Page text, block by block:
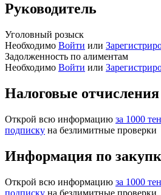
Руководитель
Уголовный розыск
Необходимо Войти или
Задолженность по алиментам
Необходимо Войти или
Налоговые отчисления
Открой всю информацию за 1000
подписку на безлимитные проверки
Информация по
Открой всю информацию за 1000
подписку на безлимитные проверки